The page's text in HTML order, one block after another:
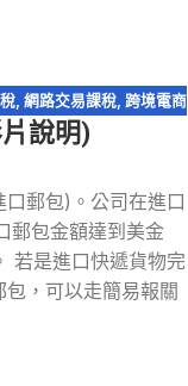
,網路交易課稅 跨境電商
說明)
郵包)。公司在進口
郵包金額達到美金
若是進口快遞貨物完
，可以走簡易報關